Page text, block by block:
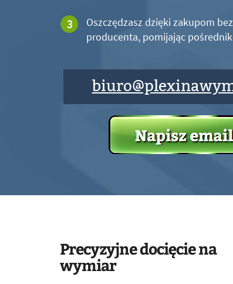
Oszczędzasz dzięki zakupom
producenta, pomijając
Precyzyjne docięcie na
wymiar